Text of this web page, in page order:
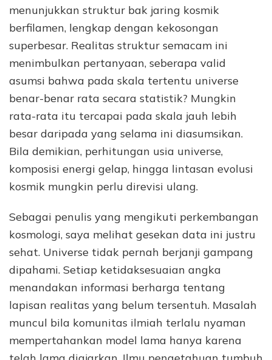
menunjukkan struktur bak jaring kosmik
berfilamen, lengkap dengan kekosongan
superbesar. Realitas struktur semacam ini
menimbulkan pertanyaan, seberapa valid
asumsi bahwa pada skala tertentu universe
benar-benar rata secara statistik? Mungkin
rata-rata itu tercapai pada skala jauh lebih
besar daripada yang selama ini diasumsikan.
Bila demikian, perhitungan usia universe,
komposisi energi gelap, hingga lintasan evolusi
kosmik mungkin perlu direvisi ulang.
Sebagai penulis yang mengikuti perkembangan
kosmologi, saya melihat gesekan data ini justru
sehat. Universe tidak pernah berjanji gampang
dipahami. Setiap ketidaksesuaian angka
menandakan informasi berharga tentang
lapisan realitas yang belum tersentuh. Masalah
muncul bila komunitas ilmiah terlalu nyaman
mempertahankan model lama hanya karena